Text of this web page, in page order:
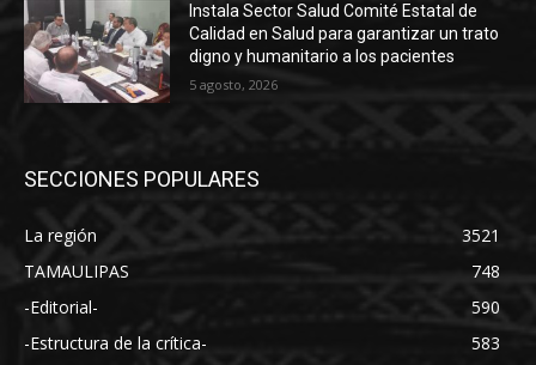
Instala Sector Salud Comité Estatal de
Calidad en Salud para garantizar un trato
digno y humanitario a los pacientes
5 agosto, 2026
SECCIONES POPULARES
La región
3521
TAMAULIPAS
748
-Editorial-
590
-Estructura de la crítica-
583